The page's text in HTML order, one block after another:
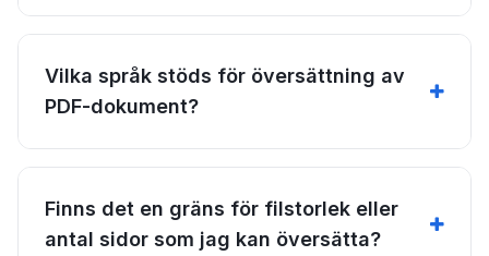
Vilka språk stöds för översättning av
PDF-dokument?
Finns det en gräns för filstorlek eller
antal sidor som jag kan översätta?